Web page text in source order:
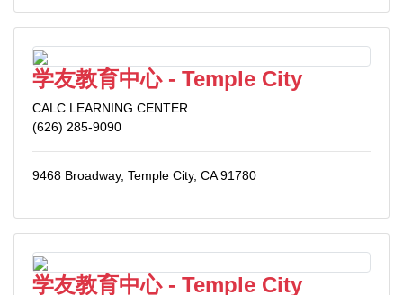
学友教育中心 - Temple City
CALC LEARNING CENTER
(626) 285-9090
9468 Broadway, Temple City, CA 91780
学友教育中心 - Temple City